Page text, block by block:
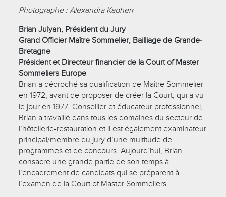
Photographe : Alexandra Kapherr
Brian Julyan, Président du Jury
Grand Officier Maître Sommelier, Bailliage de Grande-
Bretagne
Président et Directeur financier de la Court of Master
Sommeliers Europe
Brian a décroché sa qualification de Maître Sommelier
en 1972, avant de proposer de créer la Court, qui a vu
le jour en 1977. Conseiller et éducateur professionnel,
Brian a travaillé dans tous les domaines du secteur de
l’hôtellerie-restauration et il est également examinateur
principal/membre du jury d’une multitude de
programmes et de concours. Aujourd’hui, Brian
consacre une grande partie de son temps à
l’encadrement de candidats qui se préparent à
l’examen de la Court of Master Sommeliers.